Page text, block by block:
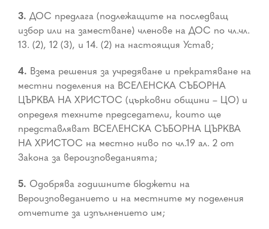
3. ДОС предлага (подлежащите на последващ
избор или на заместване) членове на ДОС по чл.чл.
13. (2), 12 (3), и 14. (2) на настоящия Устав;
4. Взема решения за учредяване и прекратяване на
местни поделения на ВСЕЛЕНСКА СЪБОРНА
ЦЪРКВА НА ХРИСТОС (църковни общини – ЦО) и
определя техните председатели, които ще
представляват ВСЕЛЕНСКА СЪБОРНА ЦЪРКВА
НА ХРИСТОС на местно ниво по чл.19 ал. 2 от
Закона за вероизповеданията;
5. Одобрява годишните бюджети на
Вероизповеданието и на местните му поделения
отчетите за изпълнението им;